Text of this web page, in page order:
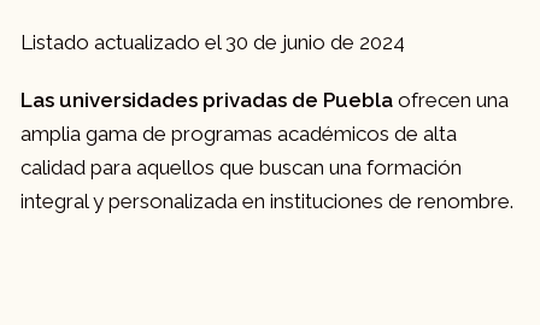
Listado actualizado el 30 de junio de 2024
Las universidades privadas de Puebla ofrecen una
amplia gama de programas académicos de alta
calidad para aquellos que buscan una formación
integral y personalizada en instituciones de renombre.